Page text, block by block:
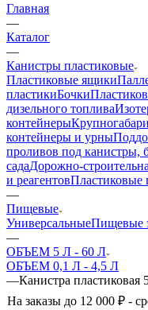
Главная
—
Каталог
—
Канистры пластиковые
Пластиковые ящики
пластикиБочки
дизельного топлива
контейнеры
контейнеры и урны
проливов под канистры,
садаДорожно-
и реагентовПластиковые
—
Пищевые
УниверсальныеПищевые
—
ОБЪЕМ 5 Л - 60 Л
ОБЪЕМ 0,1 Л - 4,5 Л
—Канистра пластиковая
На заказы до 12 000 ₽ -